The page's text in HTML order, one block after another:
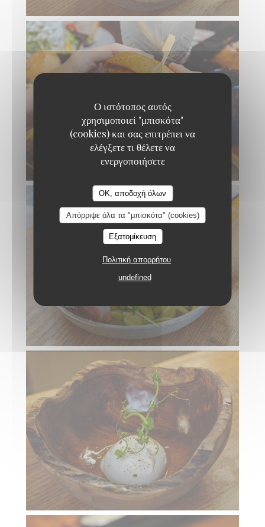
Ο ιστότοπος αυτός
χρησιμοποιεί "μπισκότα"
(cookies) και σας επιτρέπει να
ελέγξετε τι θέλετε να
ενεργοποιήσετε
OK, αποδοχή όλων
Απόρριψε όλα τα "μπισκότα" (cookies)
Εξατομίκευση
Πολιτική απορρήτου
undefined